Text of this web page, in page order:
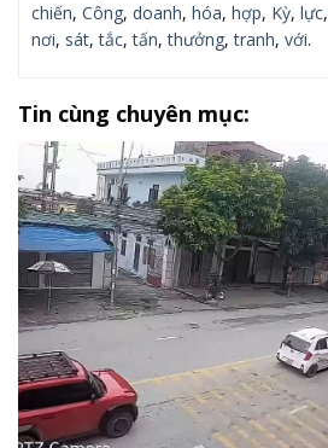
chiến, Công, doanh, hóa, hợp, Kỳ, lực,
nơi, sát,tắc,tấn,thưởng,tranh, với.
Tin cùng chuyên mục: